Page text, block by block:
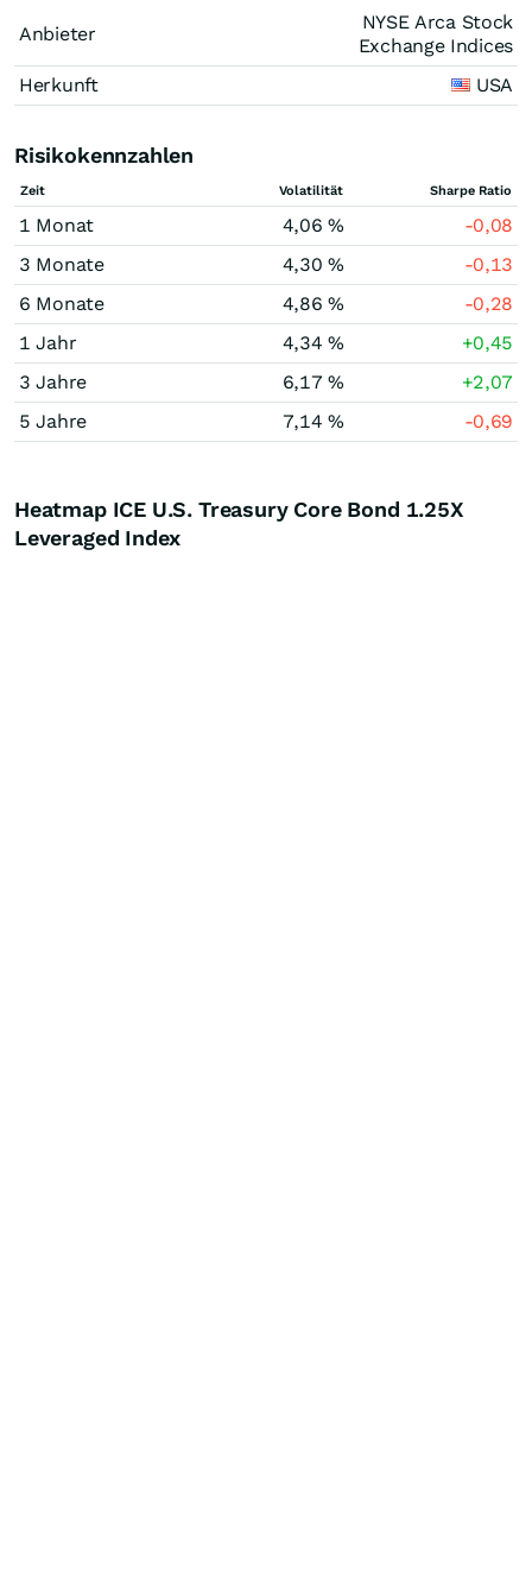
Anbieter
NYSE Arca Stock
Exchange Indices
Herkunft
USA
Risikokennzahlen
Zeit Volatilität Sharpe Ratio
1 Monat 4,06 %
-0,08
3 Monate
4,30 %
-0,13
6 Monate
4,86 %
-0,28
1 Jahr
4,34 %
+0,45
3 Jahre
6,17 %
+2,07
5 Jahre
7,14 % -0,69
Heatmap ICE U.S. Treasury Core Bond 1.25X
Leveraged Index